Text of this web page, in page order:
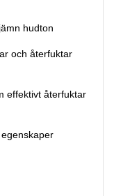
hudton
och återfuktar
effektivt återfuktar